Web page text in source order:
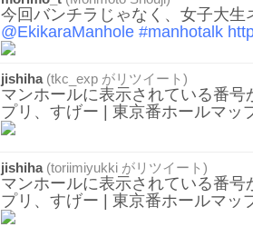
今回バンチラじゃなく、女子大生
@EkikaraManhole #manhotalk
jishiha(tkc_exp がリツイート)
マンホールに表示されている番
プリ、すげー | 東京番ホールマッ
jishiha(toriimiyukki がリツイート)
マンホールに表示されている番
プリ、すげー | 東京番ホールマッ